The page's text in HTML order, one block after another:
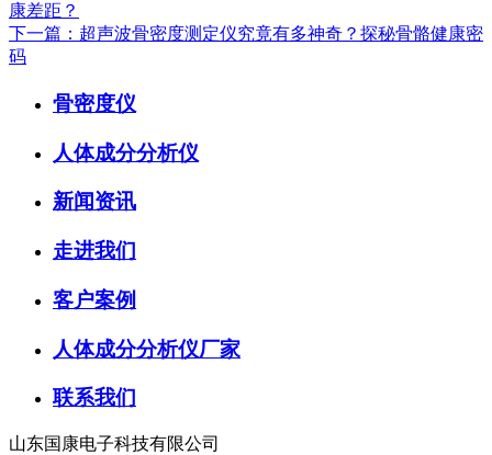
康差距？
下一篇：超声波骨密度测定仪究竟有多神奇？探秘骨骼健康密
码
骨密度仪
人体成分分析仪
新闻资讯
走进我们
客户案例
人体成分分析仪厂家
联系我们
山东国康电子科技有限公司